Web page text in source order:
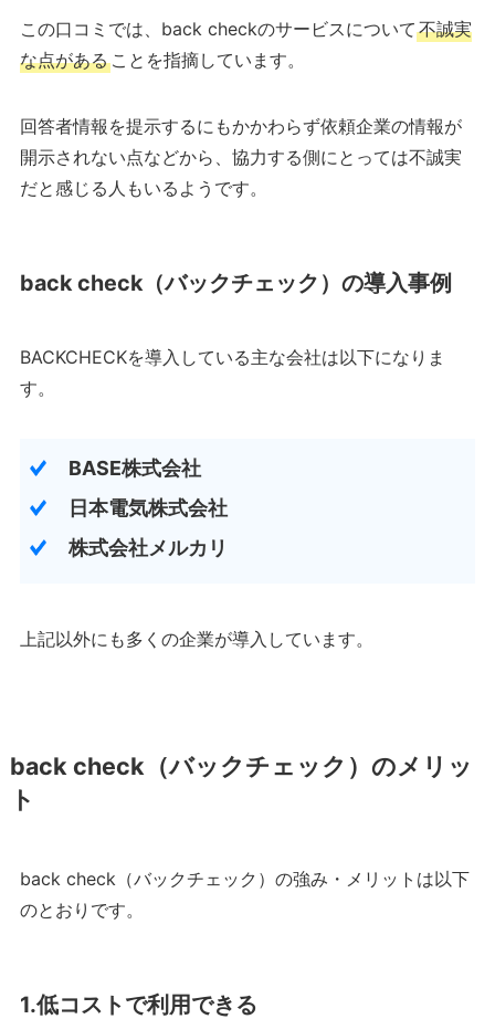
この口コミでは、back checkのサービスについて不誠実
な点があることを指摘しています。
回答者情報を提示するにもかかわらず依頼企業の情報が
開示されない点などから、協力する側にとっては不誠実
だと感じる人もいるようです。
back check（バックチェック）の導入事例
BACKCHECKを導入している主な会社は以下になりま
す。
BASE株式会社
日本電気株式会社
株式会社メルカリ
上記以外にも多くの企業が導入しています。
back check（バックチェック）のメリッ
ト
back check（バックチェック）の強み・メリットは以下
のとおりです。
1.低コストで利用できる